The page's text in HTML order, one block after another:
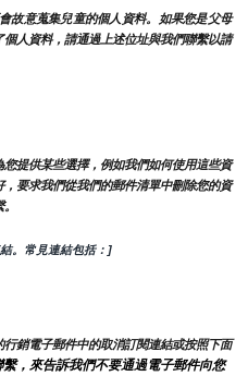
故意蒐集兒童的個人資料。如果您是父母
人資料，請通過上述位址與我們聯繫以請
提供某些選擇，例如我們如何使用這些資
要求我們從我們的郵件清單中刪除您的資
。常見連結包括：]
銷電子郵件中的取消訂閱連結或按照下面
，來告訴我們不要通過電子郵件向您